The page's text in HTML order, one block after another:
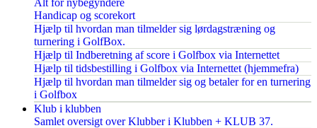
Alt for nybegyndere
Handicap og scorekort
Hjælp til hvordan man tilmelder sig lørdagstræning og
turnering i GolfBox.
Hjælp til Indberetning af score i Golfbox via Internettet
Hjælp til tidsbestilling i Golfbox via Internettet (hjemmefra)
Hjælp til hvordan man tilmelder sig og betaler for en turnering
i Golfbox
Klub i klubben
Samlet oversigt over Klubber i Klubben + KLUB 37.